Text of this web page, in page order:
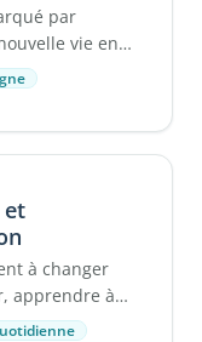
par
vie en
et
à changer
apprendre à